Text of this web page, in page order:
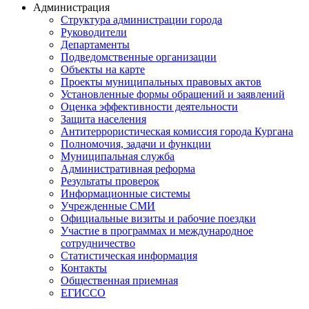
Администрация
Структура администрации города
Руководители
Департаменты
Подведомственные организации
Объекты на карте
Проекты муниципальных правовых актов
Установленные формы обращений и заявлений
Оценка эффективности деятельности
Защита населения
Антитеррористическая комиссия города Кургана
Полномочия, задачи и функции
Муниципальная служба
Административная реформа
Результаты проверок
Информационные системы
Учрежденные СМИ
Официальные визиты и рабочие поездки
Участие в программах и международное
сотрудничество
Статистическая информация
Контакты
Общественная приемная
ЕГИССО